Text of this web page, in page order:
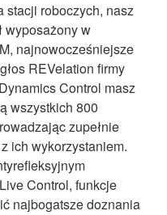
stacji roboczych, nasz
wyposażony w
najnowocześniejsze
REVelation firmy
Control masz
wszystkich 800
zupełnie
ich wykorzystaniem.
Control, funkcje
najbogatsze doznania